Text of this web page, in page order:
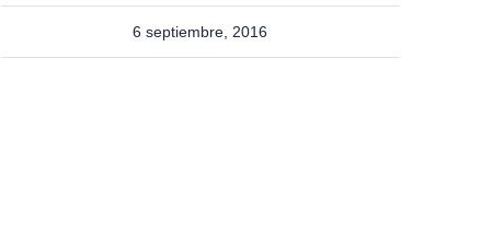
6 septiembre, 2016